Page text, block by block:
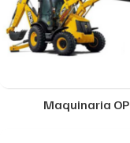
Maquinaria OP